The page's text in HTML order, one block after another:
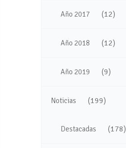
Año 2017 (12)
Año 2018 (12)
Año 2019 (9)
Noticias (199)
Destacadas (178)